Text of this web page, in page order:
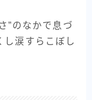
”のなかで息づ
涙すらこぼし